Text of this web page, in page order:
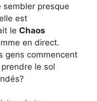
presque
est
le Chaos
en direct.
gens commencent
le sol